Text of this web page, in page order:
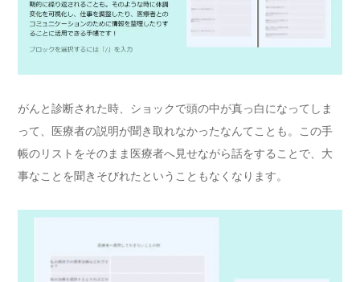
がんと診断された時、ショックで頭の中が真っ白になってしま
って、医療者の説明が聞き取れなかったなんてことも。この手
帳のリストをそのまま医療者へ見せながら話をすることで、大
事なことを聞きそびれたということもなくなります。